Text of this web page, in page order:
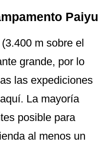
Paiyu
m sobre el
grande, por lo
las expediciones
La mayoría
posible para
al menos un